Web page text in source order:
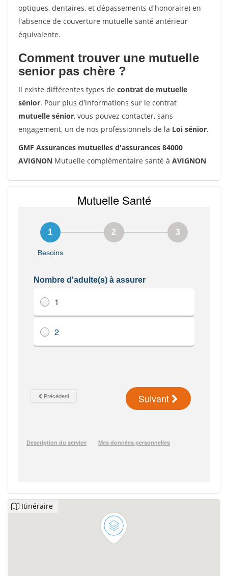
optiques, dentaires, et dépassements d'honoraire) en
l'absence de couverture mutuelle santé antérieur
équivalente.
Comment trouver une mutuelle
senior pas chère ?
Il existe différentes types de contrat de mutuelle
sénior. Pour plus d'informations sur le contrat
mutuelle sénior, vous pouvez contacter, sans
engagement, un de nos professionnels de la Loi sénior.
GMF Assurances mutuelles d'assurances 84000
AVIGNON Mutuelle complémentaire santé à AVIGNON
Itinéraire